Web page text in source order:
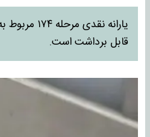
قابل برداشت است.